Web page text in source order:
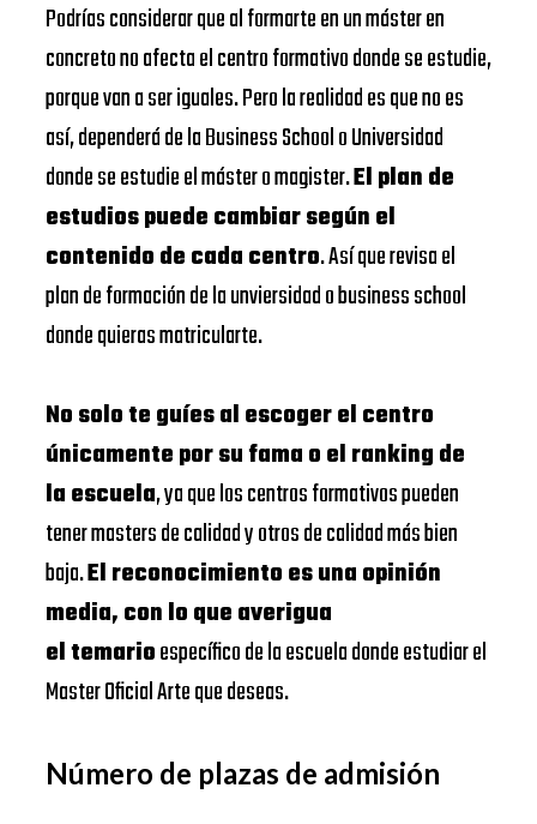
Podrías considerar que al formarte en un máster en
concreto no afecta el centro formativo donde se estudie,
porque van a ser iguales. Pero la realidad es que no es
así, dependerá de la Business School o Universidad
donde se estudie el máster o magister.El plan de
estudios puede cambiar según el
contenido de cada centro. Así que revisa el
plan de formación de la unviersidad o business school
donde quieras matricularte.
No solo te guíes al escoger el centro
únicamente por su fama o el ranking de
la escuela, ya que los centros formativos pueden
tener masters de calidad y otros de calidad más bien
baja.El reconocimiento es una opinión
media, con lo que averigua
el temarioespecífico de la escuela donde estudiar el
Master Oficial Arte que deseas.
Número de plazas de admisión